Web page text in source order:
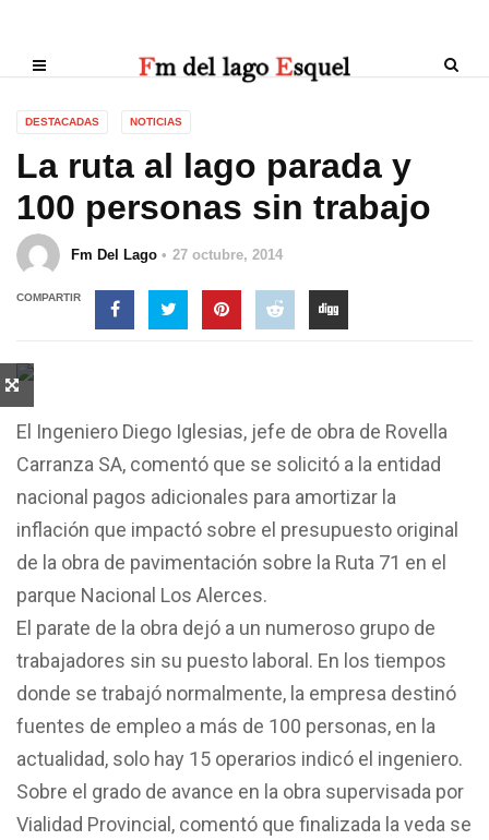
DESTACADAS NOTICIAS
La ruta al lago parada y
100 personas sin trabajo
Fm Del Lago 27 octubre, 2014
COMPARTIR
El Ingeniero Diego Iglesias, jefe de obra de Rovella
Carranza SA, comentó que se solicitó a la entidad
nacional pagos adicionales para amortizar la
inflación que impactó sobre el presupuesto original
de la obra de pavimentación sobre la Ruta 71 en el
parque Nacional Los Alerces.
El parate de la obra dejó a un numeroso grupo de
trabajadores sin su puesto laboral. En los tiempos
donde se trabajó normalmente, la empresa destinó
fuentes de empleo a más de 100 personas, en la
actualidad, solo hay 15 operarios indicó el ingeniero.
Sobre el grado de avance en la obra supervisada por
Vialidad Provincial, comentó que finalizada la veda se